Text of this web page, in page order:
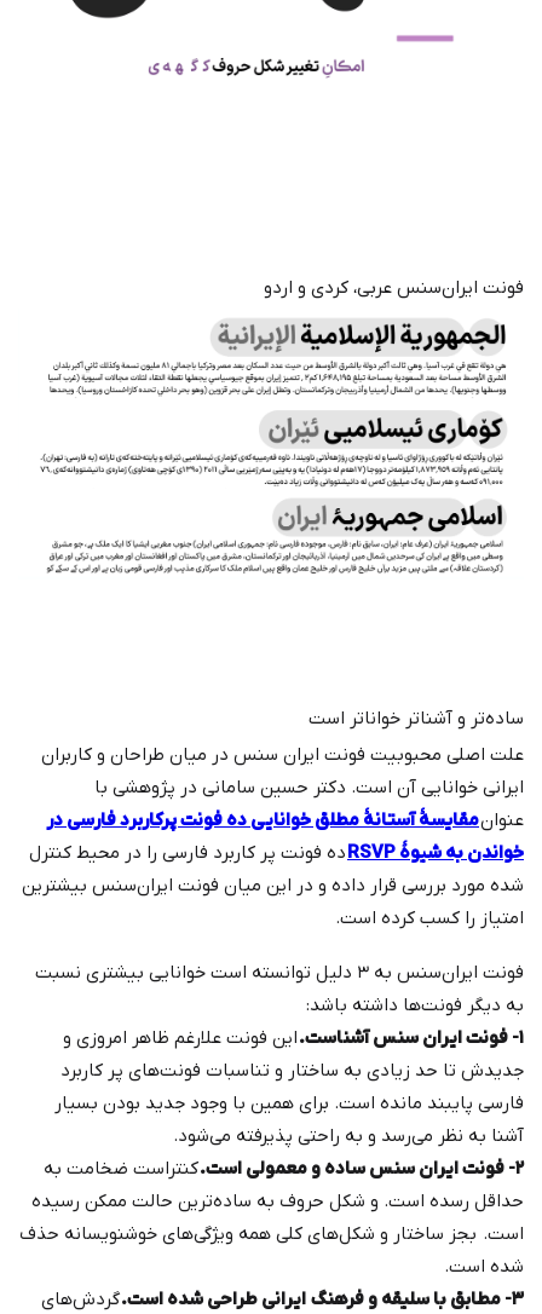
فونت ایران‌سنس عربی، کردی و اردو
ساده‌تر و آشناتر خواناتر است
علت اصلی محبوبیت فونت ایران سنس در میان طراحان و کاربران
ایرانی خوانایی آن است. دکتر حسین سامانی در پژوهشی با
عنوانمقایسۀ آستانۀ مطلق خوانایی ده فونت پرکاربرد فارسی در
خواندن به شیوۀ RSVP
ده فونت پر کاربرد فارسی را در محیط کنترل
شده مورد بررسی قرار داده و در این میان فونت ایران‌سنس بیشترین
امتیاز را کسب کرده است.
فونت ایران‌سنس به ۳ دلیل توانسته است خوانایی بیشتری نسبت
به دیگر فونت‌ها داشته باشد:
۱- فونت ایران سنس آشناست.
این فونت علارغم ظاهر امروزی و
جدیدش تا حد زیادی به ساختار و تناسبات فونت‌های پر کاربرد
فارسی پایبند مانده است. برای همین با وجود جدید بودن بسیار
آشنا به نظر می‌رسد و به راحتی پذیرفته می‌شود.
۲- فونت ایران سنس ساده و معمولی است.
کنتراست ضخامت به
حداقل رسده است. و شکل حروف به ساده‌ترین حالت ممکن رسیده
است. بجز ساختار و شکل‌های کلی همه ویژگی‌های خوشنویسانه حذف
شده است.
۳- مطابق با سلیقه و فرهنگ ایرانی طراحی شده است.
گردش‌های